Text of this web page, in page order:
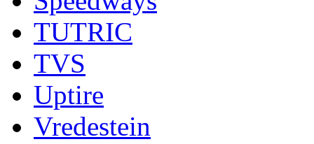
TUTRIC
TVS
Uptire
Vredestein